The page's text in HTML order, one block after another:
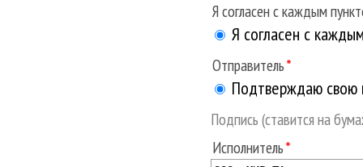
Я согласен с каждым
Я согласен с
Отправитель
Подтверждаю свою
Подпись (ставится на
Исполнитель